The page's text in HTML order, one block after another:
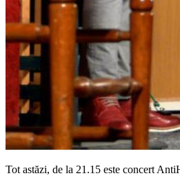
Tot astăzi, de la 21.15 este concert